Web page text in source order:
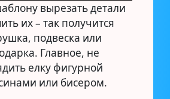
вырезать детали
их – так получится
подвеска или
Главное, не
елку фигурной
или бисером.